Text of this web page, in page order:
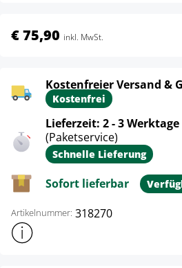
€ 75,90 inkl. MwSt.
Kostenfreier Versand &
Kostenfrei
Lieferzeit: 2 - 3 Werktage
(Paketservice)
Schnelle Lieferung
Sofort lieferbar
Artikelnummer: 318270
Weitere Produktinformationen